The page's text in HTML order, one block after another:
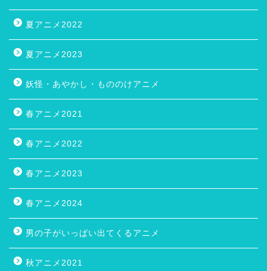
夏アニメ2022
夏アニメ2023
妖怪・あやかし・もののけアニメ
春アニメ2021
春アニメ2022
春アニメ2023
春アニメ2024
男の子がいっぱい出てくるアニメ
秋アニメ2021